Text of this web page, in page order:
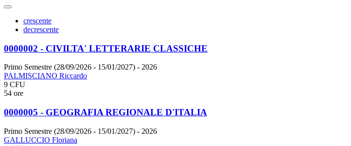
crescente
decrescente
0000002 - CIVILTA' LETTERARIE CLASSICHE
Primo Semestre (28/09/2026 - 15/01/2027) - 2026
PALMISCIANO Riccardo
9 CFU
54 ore
0000005 - GEOGRAFIA REGIONALE D'ITALIA
Primo Semestre (28/09/2026 - 15/01/2027) - 2026
GALLUCCIO Floriana